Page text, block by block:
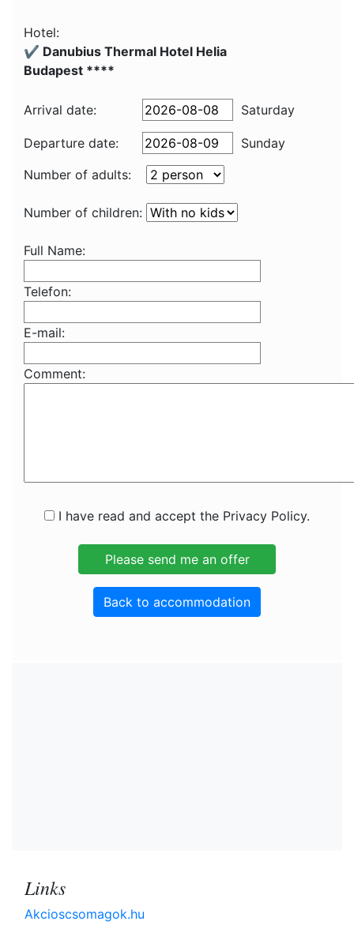
Hotel:
✔️ Danubius Thermal Hotel Helia
Budapest ****
Arrival date: Saturday
Departure date:
Sunday
Number of adults:
Number of children:
Full Name:
Telefon:
E-mail:
Comment:
I have read and accept the Privacy Policy.
Back to accommodation
Links
Akcioscsomagok.hu